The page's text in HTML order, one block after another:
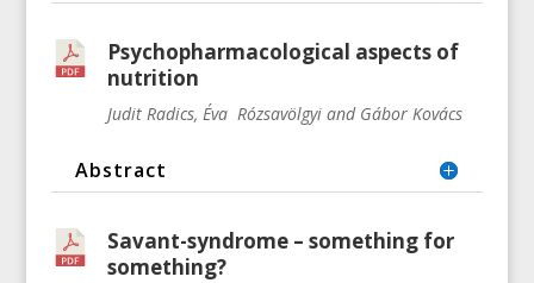
Psychopharmacological aspects of
nutrition
Judit Radics, Éva Rózsavölgyi and Gábor Kovács
Abstract
Savant-syndrome – something for
something?